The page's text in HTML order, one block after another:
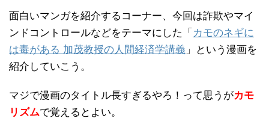
面白いマンガを紹介するコーナー、今回は詐欺やマイ
ンドコントロールなどをテーマにした「 カモのネギに
は毒がある 加茂教授の人間経済学講義 」という漫画を
紹介していこう。
マジで漫画のタイトル長すぎるやろ！って思うがカモ
リズムで覚えるとよい。